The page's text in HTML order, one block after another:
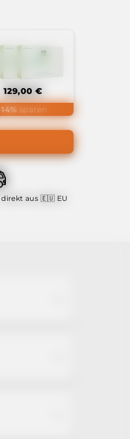
129,00 €
14% sparen
direkt aus 🇪🇺 EU